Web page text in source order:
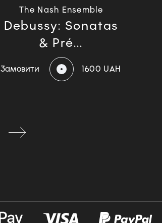
The Nash Ensemble
Debussy: Sonatas
& Pré...
Замовити 1600 UAH